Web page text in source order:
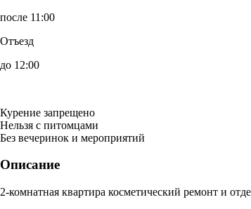
после 11:00
Отъезд
до 12:00
Курение запрещено
Нельзя с питомцами
Без вечеринок и мероприятий
Описание
2-комнатная квартира косметический ремонт и